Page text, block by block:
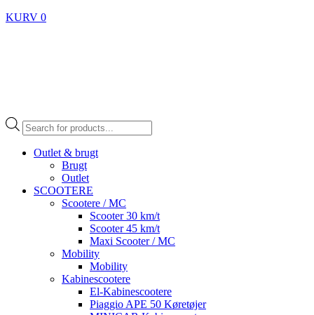
KURV 0
Products
search
Outlet & brugt
Brugt
Outlet
SCOOTERE
Scootere / MC
Scooter 30 km/t
Scooter 45 km/t
Maxi Scooter / MC
Mobility
Mobility
Kabinescootere
El-Kabinescootere
Piaggio APE 50 Køretøjer